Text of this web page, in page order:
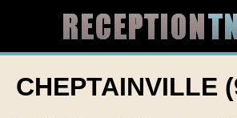
CHEPTAINVILLE